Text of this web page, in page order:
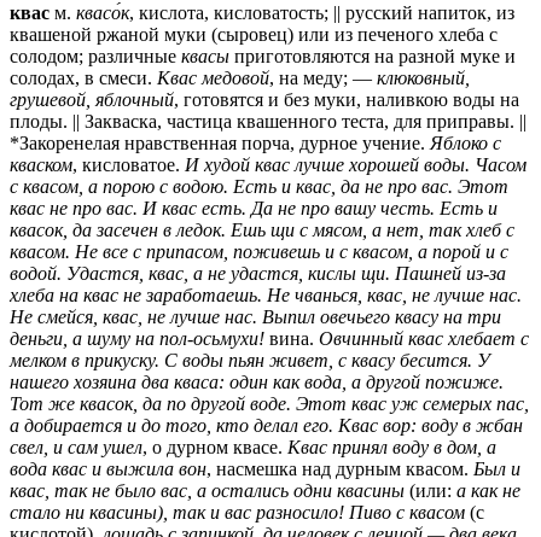
квас м. квасо́к, кислота, кисловатость; || русский напиток, из
квашеной ржаной муки (сыровец) или из печеного хлеба с
солодом; различные квасы приготовляются на разной муке и
солодах, в смеси. Квас медовой, на меду; — клюковный,
грушевой, яблочный, готовятся и без муки, наливкою воды на
плоды. || Закваска, частица квашенного теста, для приправы. ||
*Закоренелая нравственная порча, дурное учение. Яблоко с
кваском, кисловатое. И худой квас лучше хорошей воды. Часом
с квасом, а порою с водою. Есть и квас, да не про вас. Этот
квас не про вас. И квас есть. Да не про вашу честь. Есть и
квасок, да засечен в ледок. Ешь щи с мясом, а нет, так хлеб с
квасом. Не все с припасом, поживешь и с квасом, а порой и с
водой. Удастся, квас, а не удастся, кислы щи. Пашней из-за
хлеба на квас не заработаешь. Не чванься, квас, не лучше нас.
Не смейся, квас, не лучше нас. Выпил овечьего квасу на три
деньги, а шуму на пол-осьмухи! вина. Овчинный квас хлебает с
мелком в прикуску. С воды пьян живет, с квасу бесится. У
нашего хозяина два кваса: один как вода, а другой пожиже.
Тот же квасок, да по другой воде. Этот квас уж семерых пас,
а добирается и до того, кто делал его. Квас вор: воду в жбан
свел, и сам ушел, о дурном квасе. Квас принял воду в дом, а
вода квас и выжила вон, насмешка над дурным квасом. Был и
квас, так не было вас, а остались одни квасины (или: а как не
стало ни квасины), так и вас разносило! Пиво с квасом (с